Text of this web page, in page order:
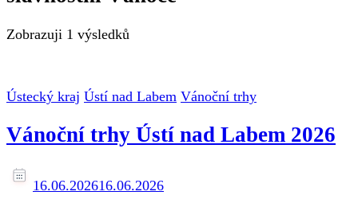
Zobrazuji 1 výsledků
Ústecký kraj Ústí nad Labem Vánoční trhy
Vánoční trhy Ústí nad Labem 2026
16.06.202616.06.2026